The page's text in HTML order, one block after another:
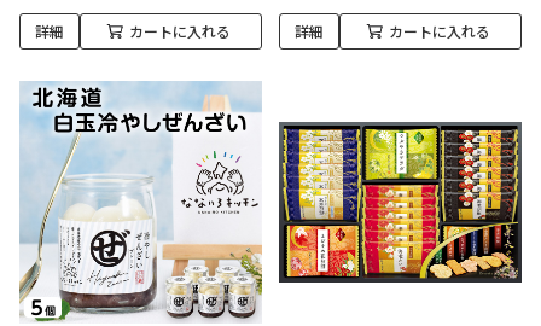
詳細 カートに入れる 詳細 カートに入れる